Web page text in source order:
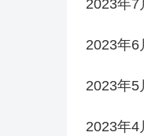
2023年7
2023年6
2023年5
2023年4